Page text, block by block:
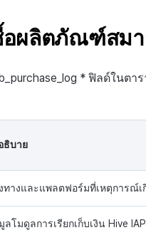
อผลิตภัณฑ์สม
* ฟิลด์ในต
ธิบาย
ทางและแพลตฟอร์มที่เหตุการณ์
ลโมดูลการเรียกเก็บเงิน Hive IAP